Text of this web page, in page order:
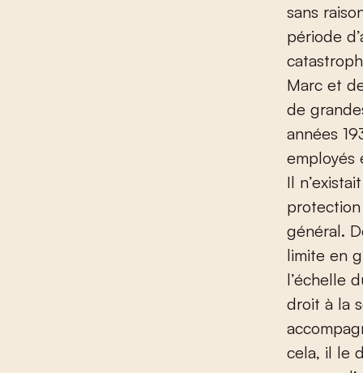
sans
période
Marc et
de
années
employés
Il
général.
limite en
l’échelle
droit à la
cela, il le